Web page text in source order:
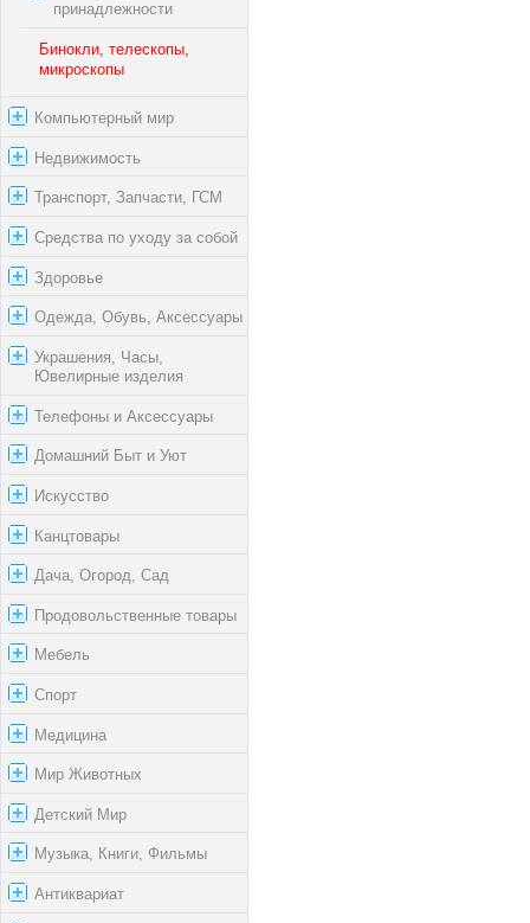
принадлежности
Бинокли, телескопы,
микроскопы
Компьютерный мир
Недвижимость
Транспорт, Запчасти, ГСМ
Средства по уходу за собой
Здоровье
Одежда, Обувь, Аксессуары
Украшения, Часы,
Ювелирные изделия
Телефоны и Аксессуары
Домашний Быт и Уют
Искусство
Канцтовары
Дача, Огород, Сад
Продовольственные товары
Мебель
Спорт
Медицина
Мир Животных
Детский Мир
Музыка, Книги, Фильмы
Антиквариат